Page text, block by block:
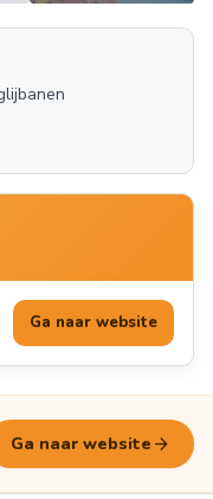
FOTO'S
Ga naar website
Ga naar website arrow_forward